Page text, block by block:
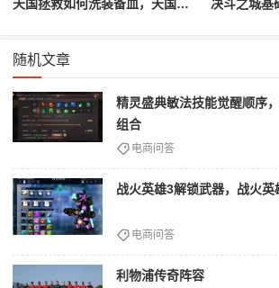
天国拯救如何洗装备血，天国拯救怎么洗衣服
随机文章
精灵盛典敏法技能觉醒顺序
组合
电商问答
战火英雄3解锁武器，战火英
电商问答
利物浦传奇阵容